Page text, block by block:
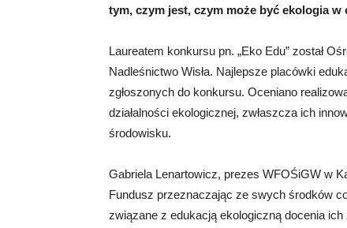
tym, czym jest, czym może być ekologia w
Laureatem konkursu pn. „Eko Edu” został
Nadleśnictwo Wisła. Najlepsze placówki
zgłoszonych do konkursu. Oceniano
działalności ekologicznej, zwłaszcza ich
środowisku.
Gabriela Lenartowicz, prezes WFOŚiGW w
Fundusz przeznaczając ze swych środków
związane z edukacją ekologiczną docenia